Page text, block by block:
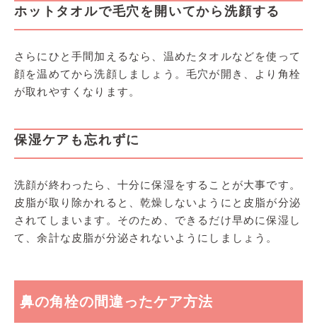
ホットタオルで毛穴を開いてから洗顔する
さらにひと手間加えるなら、温めたタオルなどを使って
顔を温めてから洗顔しましょう。毛穴が開き、より角栓
が取れやすくなります。
保湿ケアも忘れずに
洗顔が終わったら、十分に保湿をすることが大事です。
皮脂が取り除かれると、乾燥しないようにと皮脂が分泌
されてしまいます。そのため、できるだけ早めに保湿し
て、余計な皮脂が分泌されないようにしましょう。
鼻の角栓の間違ったケア方法